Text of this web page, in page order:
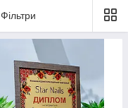
Фільтри